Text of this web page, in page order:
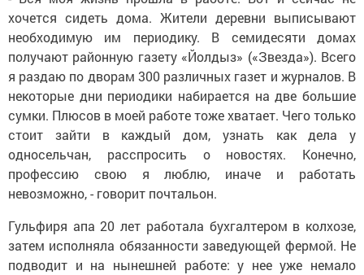
хочется сидеть дома. Жители деревни выписывают
необходимую им периодику. В семидесяти домах
получают районную газету «Йолдыз» («Звезда»). Всего
я раздаю по дворам 300 различных газет и журналов. В
некоторые дни периодики набирается на две большие
сумки. Плюсов в моей работе тоже хватает. Чего только
стоит зайти в каждый дом, узнать как дела у
односельчан, расспросить о новостях. Конечно,
профессию свою я люблю, иначе и работать
невозможно, - говорит почтальон.
Гульфиря апа 20 лет работала бухгалтером в колхозе,
затем исполняла обязанности заведующей фермой. Не
подводит и на нынешней работе: у нее уже немало